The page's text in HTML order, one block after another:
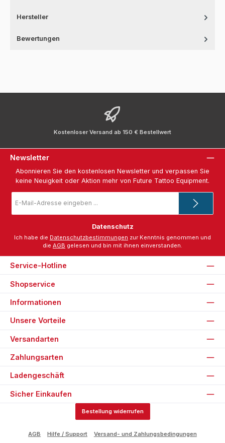
Hersteller
Bewertungen
Kostenloser Versand ab 150 € Bestellwert
Newsletter
Abonnieren Sie den kostenlosen Newsletter und verpassen Sie
keine Neuigkeit oder Aktion mehr von Future Tattoo Equipment.
Mail-
*
Datenschutz
Ich habe die Datenschutzbestimmungen zur Kenntnis genommen und
die AGB gelesen und bin mit ihnen einverstanden.
Service-Hotline
Shopservice
Informationen
Unsere Vorteile
Versandarten
Zahlungsarten
Ladengeschäft
Sicher Einkaufen
Bestellung widerrufen
AGB Hilfe / Support Versand- und Zahlungsbedingungen